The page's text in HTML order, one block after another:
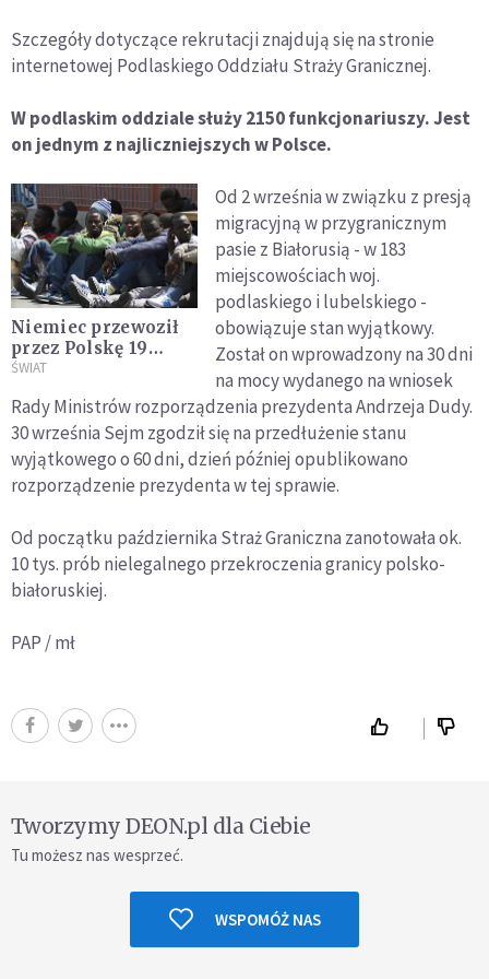
Szczegóły dotyczące rekrutacji znajdują się na stronie
internetowej Podlaskiego Oddziału Straży Granicznej.
W podlaskim oddziale służy 2150 funkcjonariuszy. Jest
on jednym z najliczniejszych w Polsce.
Niemiec przewoził
przez Polskę 19
imigrantów.
graniczna
ŚWIAT
Od 2 września w związku z presją
migracyjną w przygranicznym
pasie z Białorusią - w 183
miejscowościach woj.
podlaskiego i lubelskiego -
obowiązuje stan wyjątkowy.
Został on wprowadzony na 30 dni
na mocy wydanego na wniosek
Rady Ministrów rozporządzenia prezydenta Andrzeja Dudy.
30 września Sejm zgodził się na przedłużenie stanu
wyjątkowego o 60 dni, dzień później opublikowano
rozporządzenie prezydenta w tej sprawie.
Od początku października Straż Graniczna zanotowała ok.
10 tys. prób nielegalnego przekroczenia granicy polsko-
białoruskiej.
PAP / mł
Tworzymy DEON.pl dla Ciebie
Tu możesz nas wesprzeć.
WSPOMÓŻ NAS